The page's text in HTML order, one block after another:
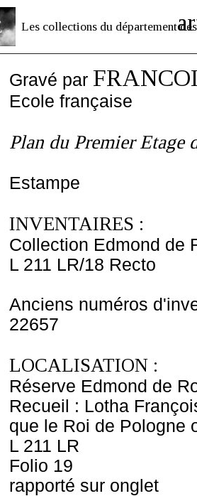
Les collections du département des
Gravé par
Ecole française
Plan du Premier Etage
Estampe
INVENTAIRES :
Collection Edmond de
L 211 LR/18 Recto
Anciens numéros
22657
LOCALISATION :
Réserve Edmond de
Recueil : Lotha
que le Roi de Pologne
L 211 LR
Folio 19
rapporté sur onglet